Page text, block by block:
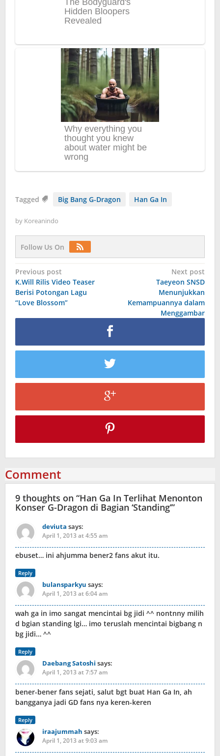
Tagged Big Bang G-Dragon Han Ga In
by Koreanindo
Follow Us On
Post
navigation
Previous post
K.Will Rilis Video Teaser
Berisi Potongan Lagu
“Love Blossom”
Next post
Taeyeon SNSD
Menunjukkan
Kemampuannya dalam
Menggambar
Comment
9 thoughts on “Han Ga In Terlihat Menonton
Konser G-Dragon di Bagian ‘Standing’”
deviuta says:
April 1, 2013 at 4:55 am
ebuset… ini ahjumma bener2 fans akut itu.
Reply
bulansparkyu says:
April 1, 2013 at 6:04 am
wah ga in imo sangat mencintai bg jidi ^^ nontnny milih
d bgian standing lgi… imo teruslah mencintai bigbang n
bg jidi… ^^
Reply
Daebang Satoshi says:
April 1, 2013 at 7:57 am
bener-bener fans sejati, salut bgt buat Han Ga In, ah
bangganya jadi GD fans nya keren-keren
Reply
iraajummah says:
April 1, 2013 at 9:03 am